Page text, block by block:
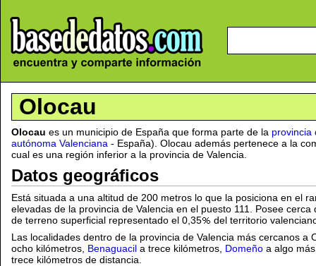
Olocau
Olocau es un municipio de España que forma parte de la provincia
autónoma Valenciana - España). Olocau además pertenece a la
cual es una región inferior a la provincia de Valencia.
Datos geográficos
Está situada a una altitud de 200 metros lo que la posiciona en el
elevadas de la provincia de Valencia en el puesto 111. Posee
de terreno superficial representado el 0,35
del territorio
Las localidades dentro de la provincia de Valencia más cercanos a
ocho kilómetros, Benaguacil a trece kilómetros, Domeño a algo
trece kilómetros de distancia.